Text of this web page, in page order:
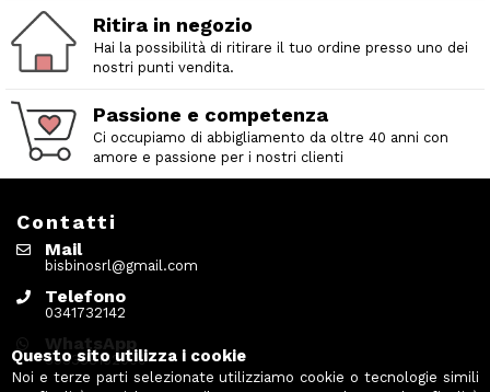
Ritira in negozio
Hai la possibilità di ritirare il tuo ordine presso uno dei
nostri punti vendita.
Passione e competenza
Ci occupiamo di abbigliamento da oltre 40 anni con
amore e passione per i nostri clienti
Contatti
Mail
bisbinosrl@gmail.com
Telefono
0341732142
WhatsApp
393338152000
Questo sito utilizza i cookie
Noi e terze parti selezionate utilizziamo cookie o tecnologie simili